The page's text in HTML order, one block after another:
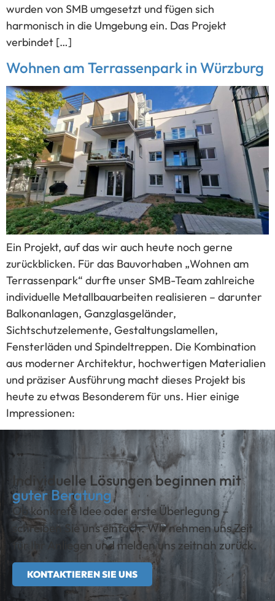
wurden von SMB umgesetzt und fügen sich
harmonisch in die Umgebung ein. Das Projekt
verbindet […]
Wohnen am Terrassenpark in Würzburg
Ein Projekt, auf das wir auch heute noch gerne
zurückblicken. Für das Bauvorhaben „Wohnen am
Terrassenpark“ durfte unser SMB-Team zahlreiche
individuelle Metallbauarbeiten realisieren – darunter
Balkonanlagen, Ganzglasgeländer,
Sichtschutzelemente, Gestaltungslamellen,
Fensterläden und Spindeltreppen. Die Kombination
aus moderner Architektur, hochwertigen Materialien
und präziser Ausführung macht dieses Projekt bis
heute zu etwas Besonderem für uns. Hier einige
Impressionen:
Individuelle Lösungen beginnen mit
guter Beratung
Ob konkrete Idee oder erste Überlegung –
schreiben Sie uns einfach. Wir nehmen uns Zeit
für Ihr Anliegen und melden uns zeitnah zurück.
KONTAKTIEREN SIE UNS